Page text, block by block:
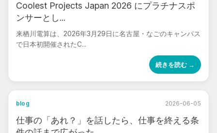
Coolest Projects Japan 2026 にプラチナスポ
ンサーとし...
来栖川電算は、2026年3月29日に名古屋・なごのキャンパス
で日本初開催されたC...
続きを読む →
blog 2026-06-05
仕事の「あれ？」を話したら、仕事を終える条